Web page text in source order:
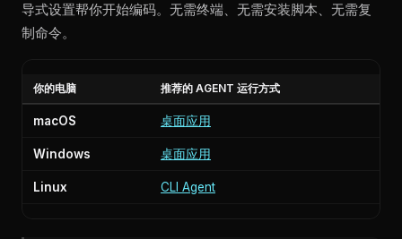
导式设置帮你开始编码。无需终端、无需安装脚本、无需复
制命令。
你的电脑 推荐的 AGENT 运行方式
macOS 桌面应用
Windows 桌面应用
Linux CLI Agent